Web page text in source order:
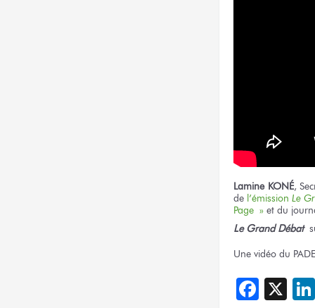
Lamine KONÉ,
de l’émissionLe
Page » et du
Le Grand Débat
Une vidéo du
X